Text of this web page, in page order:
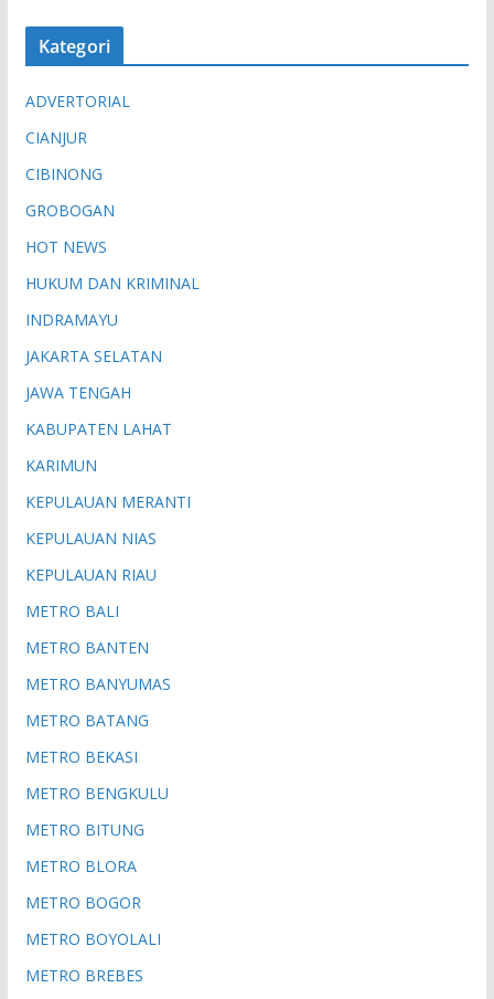
Kategori
ADVERTORIAL
CIANJUR
CIBINONG
GROBOGAN
HOT NEWS
HUKUM DAN KRIMINAL
INDRAMAYU
JAKARTA SELATAN
JAWA TENGAH
KABUPATEN LAHAT
KARIMUN
KEPULAUAN MERANTI
KEPULAUAN NIAS
KEPULAUAN RIAU
METRO BALI
METRO BANTEN
METRO BANYUMAS
METRO BATANG
METRO BEKASI
METRO BENGKULU
METRO BITUNG
METRO BLORA
METRO BOGOR
METRO BOYOLALI
METRO BREBES